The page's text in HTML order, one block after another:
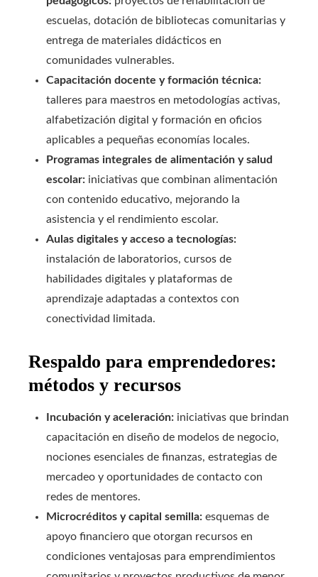
escuelas, dotación de bibliotecas comunitarias y
entrega de materiales didácticos en
comunidades vulnerables.
Capacitación docente y formación técnica:
talleres para maestros en metodologías activas,
alfabetización digital y formación en oficios
aplicables a pequeñas economías locales.
Programas integrales de alimentación y salud
escolar: iniciativas que combinan alimentación
con contenido educativo, mejorando la
asistencia y el rendimiento escolar.
Aulas digitales y acceso a tecnologías:
instalación de laboratorios, cursos de
habilidades digitales y plataformas de
aprendizaje adaptadas a contextos con
conectividad limitada.
Respaldo para emprendedores:
métodos y recursos
Incubación y aceleración: iniciativas que brindan
capacitación en diseño de modelos de negocio,
nociones esenciales de finanzas, estrategias de
mercadeo y oportunidades de contacto con
redes de mentores.
Microcréditos y capital semilla: esquemas de
apoyo financiero que otorgan recursos en
condiciones ventajosas para emprendimientos